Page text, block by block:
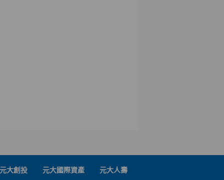
元大創投 元大國際資產 元大人壽